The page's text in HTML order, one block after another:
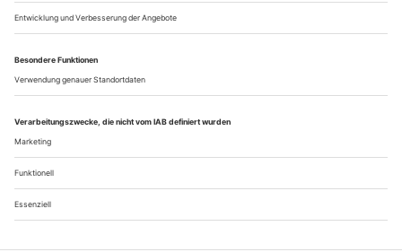
Alexander Sergejewitsch Dargomyschski (1813–1869) war
einer der wichtigsten russischen Komponisten, eine Art
Brückenbauer zwischen den Komponisten des «Mächtigen
Häuflein» und Michail Glinka. Als Teenager erhielt er dessen
Segen, und dieser «kleine Mann, [...] der mit einer schrillen
Sopranstimme sprach» (Glinka), wurde nicht nur zum Autor
der schönsten und weithin...
Über uns Kontakt Kritikerumfrage Newsletter